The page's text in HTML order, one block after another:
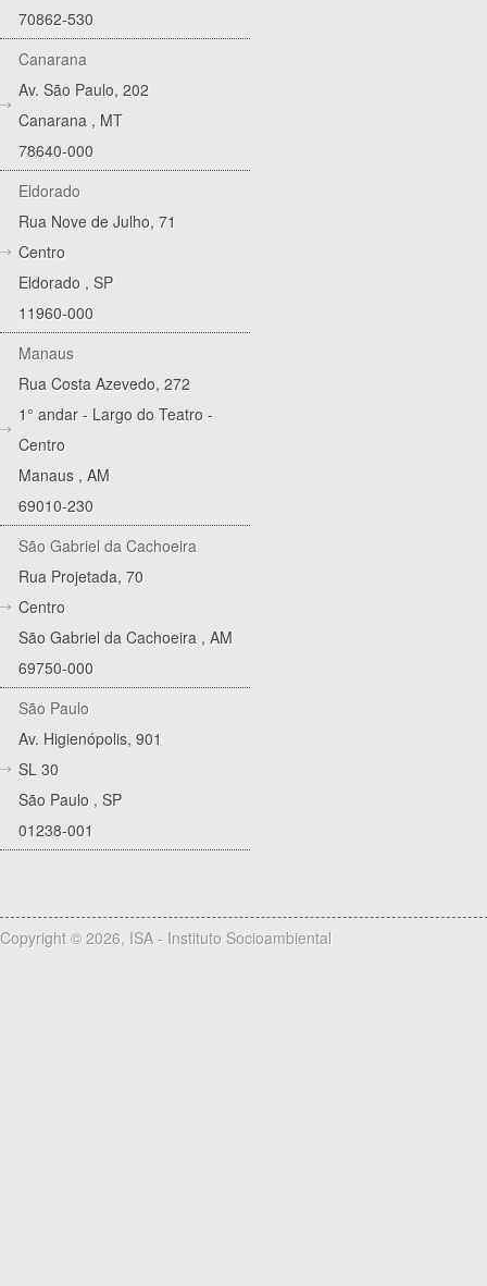
70862-530
Canarana
Av. São Paulo, 202
Canarana , MT
78640-000
Eldorado
Rua Nove de Julho, 71
Centro
Eldorado , SP
11960-000
Manaus
Rua Costa Azevedo, 272
1° andar - Largo do Teatro -
Centro
Manaus , AM
69010-230
São Gabriel da Cachoeira
Rua Projetada, 70
Centro
São Gabriel da Cachoeira , AM
69750-000
São Paulo
Av. Higienópolis, 901
SL 30
São Paulo , SP
01238-001
Copyright © 2026, ISA - Instituto Socioambiental